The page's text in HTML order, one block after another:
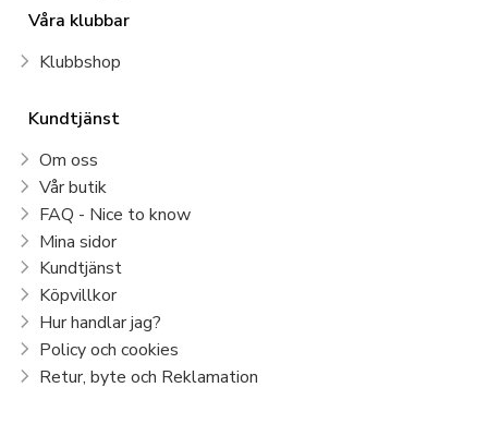
Våra klubbar
Klubbshop
Kundtjänst
Om oss
Vår butik
FAQ - Nice to know
Mina sidor
Kundtjänst
Köpvillkor
Hur handlar jag?
Policy och cookies
Retur, byte och Reklamation